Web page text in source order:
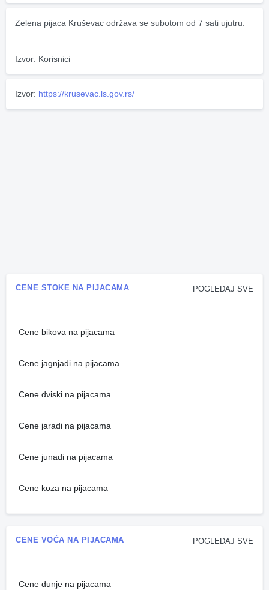
Zelena pijaca Kruševac održava se subotom od 7 sati ujutru.
Izvor: Korisnici
Izvor: https://krusevac.ls.gov.rs/
POGLEDAJ SVE
CENE STOKE NA PIJACAMA
Cene bikova na pijacama
Cene jagnjadi na pijacama
Cene dviski na pijacama
Cene jaradi na pijacama
Cene junadi na pijacama
Cene koza na pijacama
POGLEDAJ SVE
CENE VOĆA NA PIJACAMA
Cene dunje na pijacama